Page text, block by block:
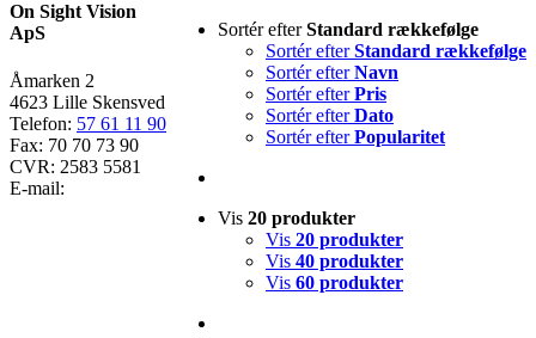
Sortér efterStandard rækkefølge
Sortér efterStandard rækkefølge
Sortér efterNavn
Sortér efterPris
Sortér efterDato
Sortér efterPopularitet
Vis 20 produkter
Vis 20 produkter
Vis 40 produkter
Vis 60 produkter
On Sight Vision
ApS
Åmarken 2
4623 Lille Skensved
Telefon: 57 61 11 90
Fax: 70 70 73 90
CVR: 2583 5581
E-mail: